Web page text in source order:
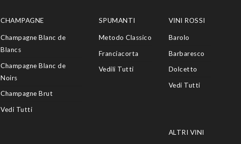
CHAMPAGNE
Champagne Blanc de
Blancs
Champagne Blanc de
Noirs
Champagne Brut
Vedi Tutti
SPUMANTI
Metodo Classico
Franciacorta
Vedili Tutti
VINI ROSSI
Barolo
Barbaresco
Dolcetto
Vedi Tutti
ALTRI VINI